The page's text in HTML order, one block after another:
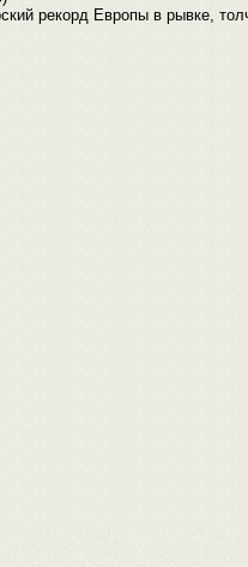
рекорд Европы в рывке,